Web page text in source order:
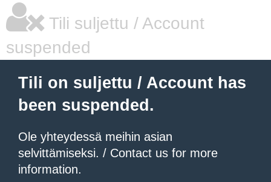
Tili suljettu / Account
suspended
Tili on suljettu / Account has
been suspended.
Ole yhteydessä meihin asian
selvittämiseksi. / Contact us for more
information.